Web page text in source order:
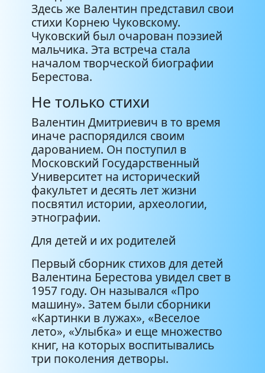
Здесь же Валентин представил свои
стихи Корнею Чуковскому.
Чуковский был очарован поэзией
мальчика. Эта встреча стала
началом творческой биографии
Берестова.
Не только стихи
Валентин Дмитриевич в то время
иначе распорядился своим
дарованием. Он поступил в
Московский Государственный
Университет на исторический
факультет и десять лет жизни
посвятил истории, археологии,
этнографии.
Для детей и их родителей
Первый сборник стихов для детей
Валентина Берестова увидел свет в
1957 году. Он назывался «Про
машину». Затем были сборники
«Картинки в лужах», «Веселое
лето», «Улыбка» и еще множество
книг, на которых воспитывались
три поколения детворы.